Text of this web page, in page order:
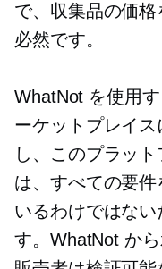
で、収集品の価
必然です。
WhatNot を使用
ーケットプレイ
し、このプラッ
は、すべての要
いるわけではな
す。WhatNot か